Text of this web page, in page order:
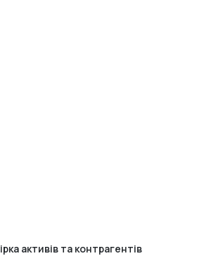
активів та контрагентів